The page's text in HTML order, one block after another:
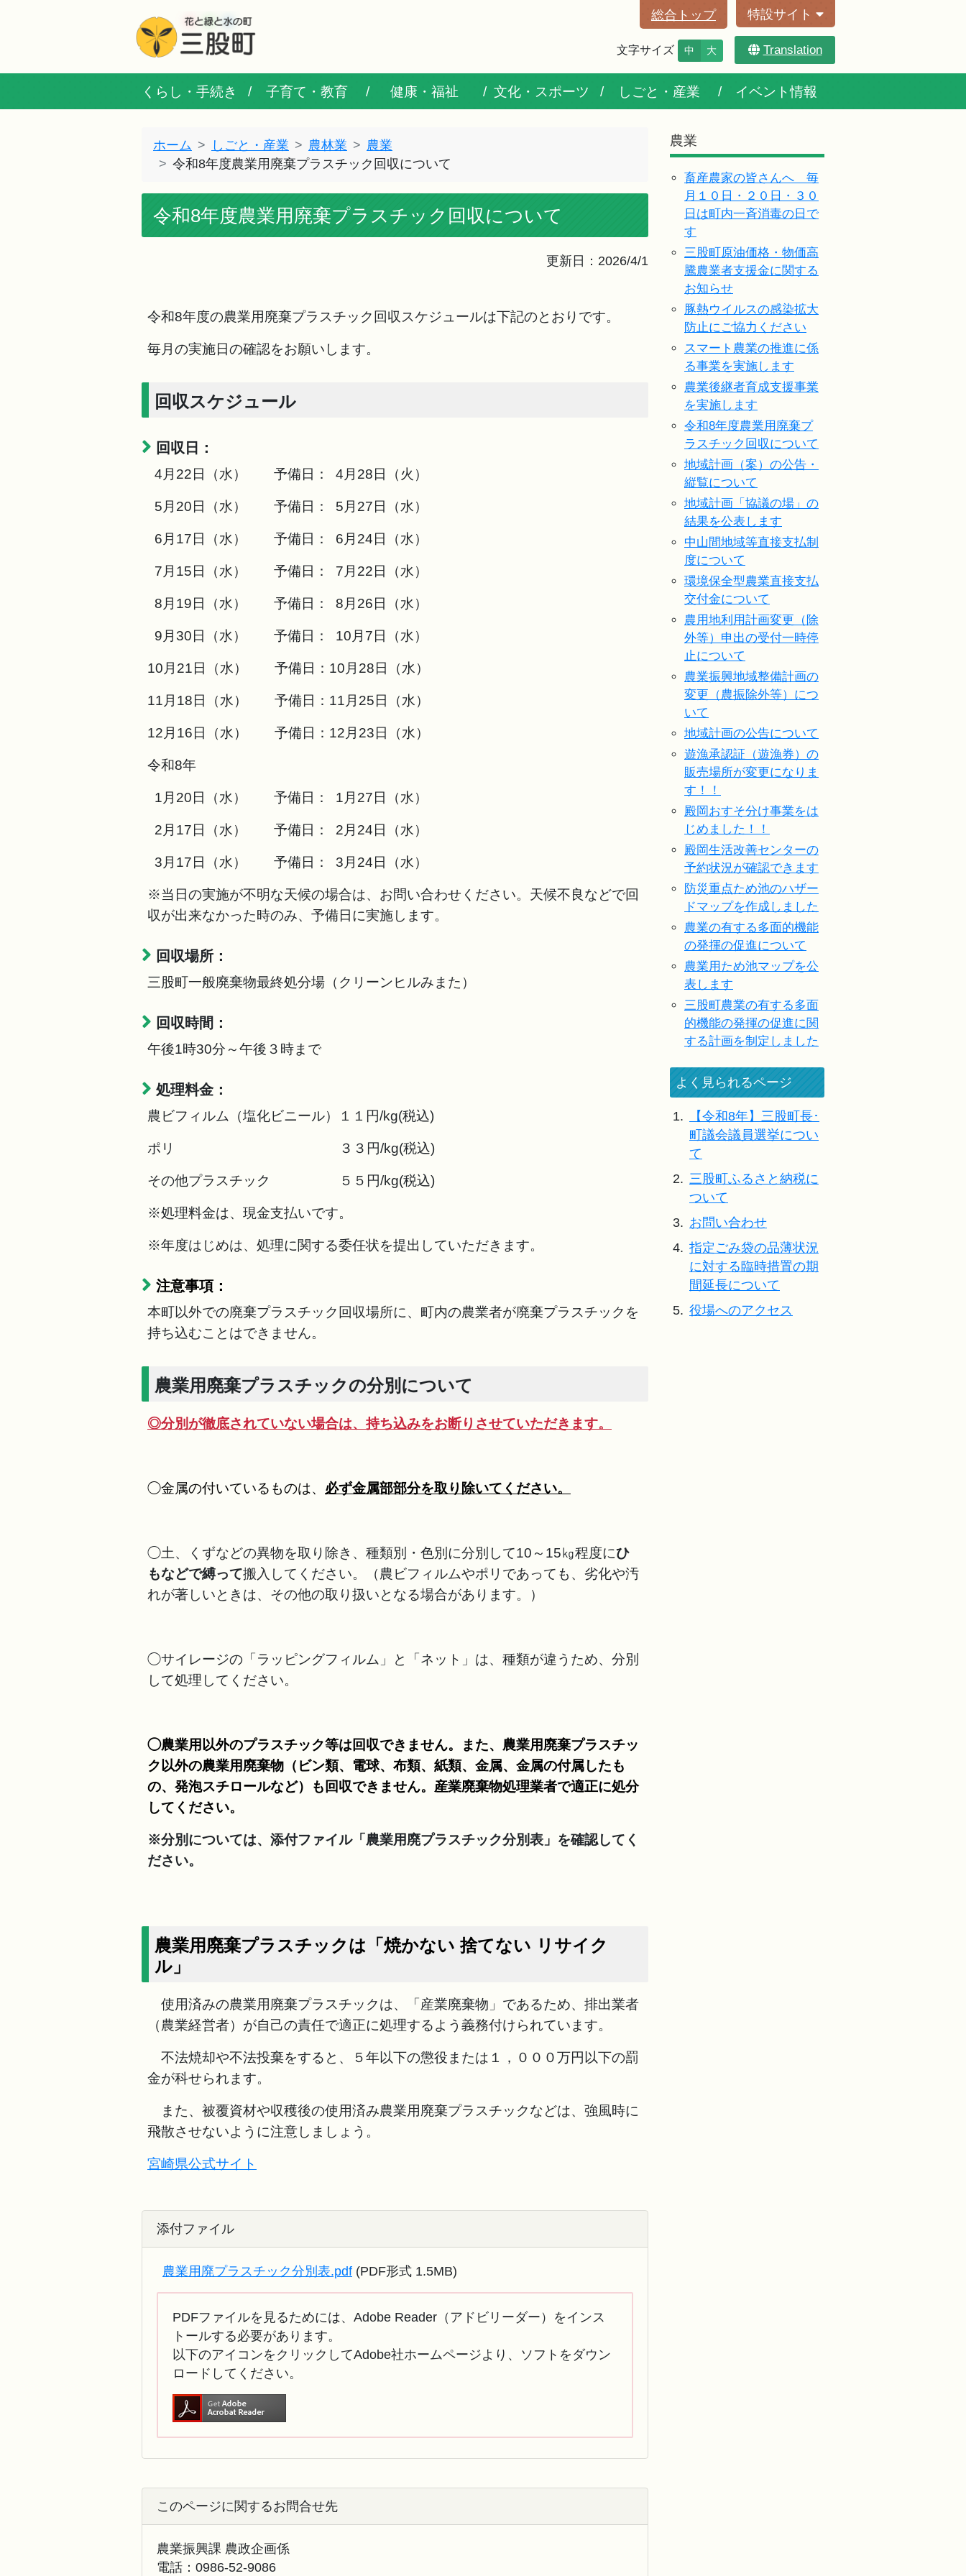
総合トップ 特設サイト
文字サイズ 中 大 Translation
くらし・手続き 子育て・教育 健康・福祉 文化・スポーツ しごと・産業 イベント情報
ホーム しごと・産業 農林業
農業
令和8年度農業用廃棄プラスチック回収について
令和8年度農業用廃棄プラスチック回収について
更新日：2026/4/1
令和8年度の農業用廃棄プラスチック回収スケジュールは下記のとおりです。
毎月の実施日の確認をお願いします。
回収スケジュール
回収日：
4月22日（水） 予備日： 4月28日（火）
5月20日（水） 予備日： 5月27日（水）
6月17日（水） 予備日： 6月24日（水）
7月15日（水） 予備日： 7月22日（水）
8月19日（水） 予備日： 8月26日（水）
9月30日（水） 予備日： 10月7日（水）
10月21日（水） 予備日：10月28日（水）
11月18日（水） 予備日：11月25日（水）
12月16日（水） 予備日：12月23日（水）
令和8年
1月20日（水） 予備日： 1月27日（水）
2月17日（水） 予備日： 2月24日（水）
3月17日（水） 予備日： 3月24日（水）
※当日の実施が不明な天候の場合は、お問い合わせください。天候不良などで回
収が出来なかった時のみ、予備日に実施します。
回収場所：
三股町一般廃棄物最終処分場（クリーンヒルみまた）
回収時間：
午後1時30分～午後３時まで
処理料金：
農ビフィルム（塩化ビニール）１１円/kg(税込)
ポリ ３３円/kg(税込)
その他プラスチック ５５円/kg(税込)
※処理料金は、現金支払いです。
※年度はじめは、処理に関する委任状を提出していただきます。
注意事項：
本町以外での廃棄プラスチック回収場所に、町内の農業者が廃棄プラスチックを
持ち込むことはできません。
農業用廃棄プラスチックの分別について
◎分別が徹底されていない場合は、持ち込みをお断りさせていただきます。
◯金属の付いているものは、 必ず金属部部分を取り除いてください。
◯土、くずなどの異物を取り除き、種類別・色別に分別して10～15㎏程度にひ
もなどで縛って搬入してください。（農ビフィルムやポリであっても、劣化や汚
れが著しいときは、その他の取り扱いとなる場合があります。）
◯サイレージの「ラッピングフィルム」と「ネット」は、種類が違うため、分別
して処理してください。
◯農業用以外のプラスチック等は回収できません。また、農業用廃棄プラスチッ
ク以外の農業用廃棄物（ビン類、電球、布類、紙類、金属、金属の付属したも
の、発泡スチロールなど）も回収できません。 産業廃棄物処理業者で適正に処分
してください。
※分別については、添付ファイル「農業用廃プラスチック分別表」を確認してく
ださい。
農業用廃棄プラスチックは「焼かない 捨てない リサイク
ル」
使用済みの農業用廃棄プラスチックは、「産業廃棄物」であるため、排出業者
（農業経営者）が自己の責任で適正に処理するよう義務付けられています。
不法焼却や不法投棄をすると、５年以下の懲役または１，０００万円以下の罰
金が科せられます。
また、被覆資材や収穫後の使用済み農業用廃棄プラスチックなどは、強風時に
飛散させないように注意しましょう。
宮崎県公式サイト
添付ファイル
農業用廃プラスチック分別表.pdf (PDF形式 1.5MB)
PDFファイルを見るためには、Adobe Reader（アドビリーダー）をインス
トールする必要があります。
以下のアイコンをクリックしてAdobe社ホームページより、ソフトをダウン
ロードしてください。
このページに関するお問合せ先
農業振興課 農政企画係
電話： 0986-52-9086
農業
畜産農家の皆さんへ 毎
月１０日・２０日・３０
日は町内一斉消毒の日で
す
三股町原油価格・物価高
騰農業者支援金に関する
お知らせ
豚熱ウイルスの感染拡大
防止にご協力ください
スマート農業の推進に係
る事業を実施します
農業後継者育成支援事業
を実施します
令和8年度農業用廃棄プ
ラスチック回収について
地域計画（案）の公告・
縦覧について
地域計画「協議の場」の
結果を公表します
中山間地域等直接支払制
度について
環境保全型農業直接支払
交付金について
農用地利用計画変更（除
外等）申出の受付一時停
止について
農業振興地域整備計画の
変更（農振除外等）につ
いて
地域計画の公告について
遊漁承認証（遊漁券）の
販売場所が変更になりま
す！！
殿岡おすそ分け事業をは
じめました！！
殿岡生活改善センターの
予約状況が確認できます
防災重点ため池のハザー
ドマップを作成しました
農業の有する多面的機能
の発揮の促進について
農業用ため池マップを公
表します
三股町農業の有する多面
的機能の発揮の促進に関
する計画を制定しました
よく見られるページ
1.
【令和8年】三股町長･
町議会議員選挙につい
て
2. 三股町ふるさと納税に
ついて
3. お問い合わせ
4. 指定ごみ袋の品薄状況
に対する臨時措置の期
間延長について
5. 役場へのアクセス